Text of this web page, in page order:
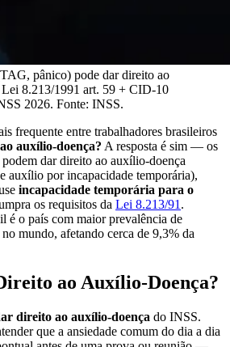
pânico) pode dar direito ao
8.213/1991 art. 59 + CID-10
2026. Fonte: INSS.
frequente entre trabalhadores brasileiros
auxílio-doença? A resposta é sim — os
podem dar direito ao auxílio-doença
auxílio por incapacidade temporária),
incapacidade temporária para o
os requisitos da Lei 8.213/91 .
é o país com maior prevalência de
mundo, afetando cerca de 9,3% da
ao Auxílio-Doença?
direito ao auxílio-doença do INSS.
que a ansiedade comum do dia a dia